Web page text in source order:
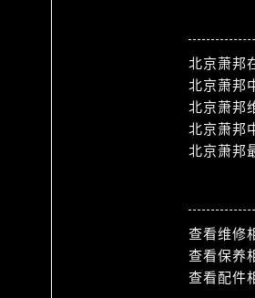
北京萧邦
北京萧邦
北京萧邦
北京萧邦
北京萧邦
查看维修
查看保养
查看配件